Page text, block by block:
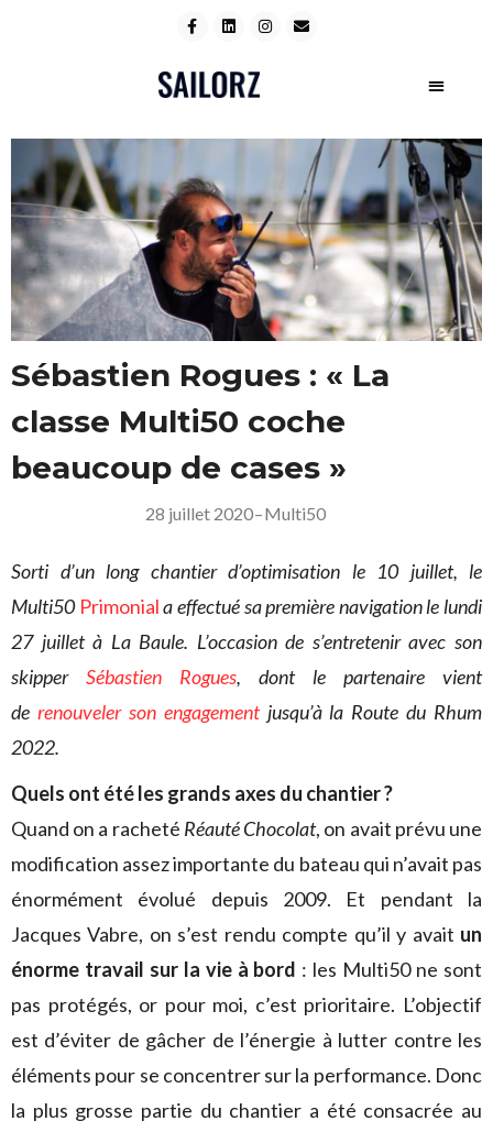
Sébastien Rogues : « La
classe Multi50 coche
beaucoup de cases »
28 juillet 2020–Multi50
Sorti d’un long chantier d’optimisation le 10 juillet, le
Multi50 Primoniala effectué sa première navigation le lundi
27 juillet à La Baule. L’occasion de s’entretenir avec son
skipper Sébastien Rogues, dont le partenaire vient
de renouveler son engagement jusqu’à la Route du Rhum
2022.
Quels ont été les grands axes du chantier ?
Quand on a racheté Réauté Chocolat, on avait prévu une
modification assez importante du bateau qui n’avait pas
énormément évolué depuis 2009. Et pendant la
Jacques Vabre, on s’est rendu compte qu’il y avait un
énorme travail sur la vie à bord : les Multi50 ne sont
pas protégés, or pour moi, c’est prioritaire. L’objectif
est d’éviter de gâcher de l’énergie à lutter contre les
éléments pour se concentrer sur la performance. Donc
la plus grosse partie du chantier a été consacrée au